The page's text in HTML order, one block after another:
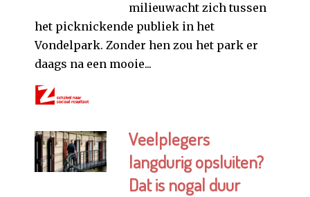
milieuwacht zich tussen
het picknickende publiek in het
Vondelpark. Zonder hen zou het park er
daags na een mooie...
Veelplegers
langdurig opsluiten?
Dat is nogal duur